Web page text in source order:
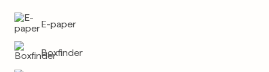
E-paper
Boxfinder